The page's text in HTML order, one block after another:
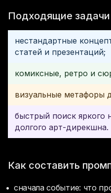
Подходящие задачи
нестандартные
статей и презентаций;
комиксные, ретро и
визуальные метафоры
быстрый поиск яркого
долгого арт-дирекшна.
Как составить
сначала событие: что